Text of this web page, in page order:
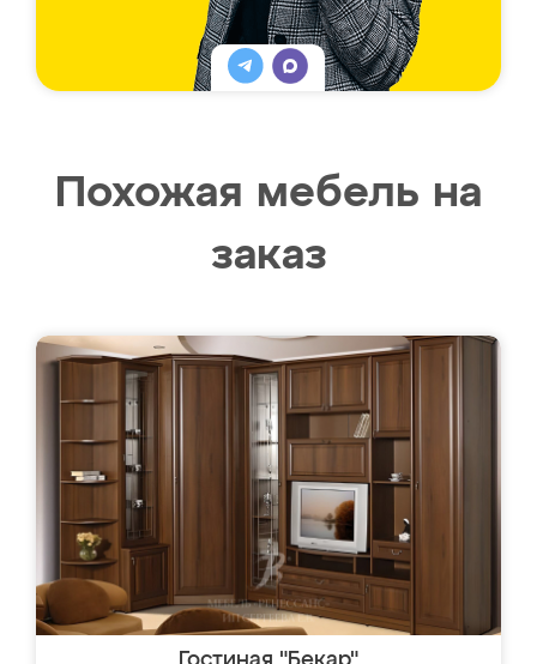
Похожая мебель на
заказ